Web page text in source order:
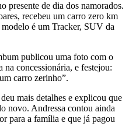
presente de dia dos namorados.
recebeu um carro zero km
é um Tracker, SUV da
publicou uma foto com o
concessionária, e festejou:
carro zerinho”.
mais detalhes e explicou que
novo. Andressa contou ainda
para a família e que já pagou